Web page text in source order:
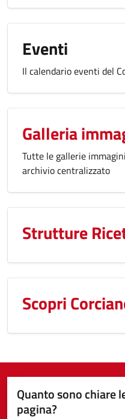
Eventi
Il calendario eventi del
Galleria
Tutte le gallerie
archivio centralizzato
Strutture
Scopri
Quanto sono chiare
pagina?